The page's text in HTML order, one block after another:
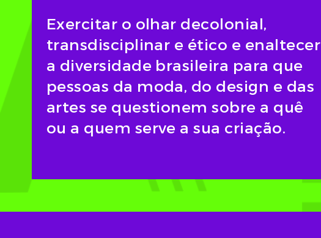
Exercitar o olhar decolonial,
transdisciplinar e ético e enaltecer
a diversidade brasileira para que
pessoas da moda, do design e das
artes se questionem sobre a quê
ou a quem serve a sua criação.